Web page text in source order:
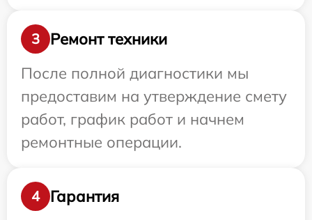
3
Ремонт техники
После полной диагностики мы
предоставим на утверждение смету
работ, график работ и начнем
ремонтные операции.
4
Гарантия